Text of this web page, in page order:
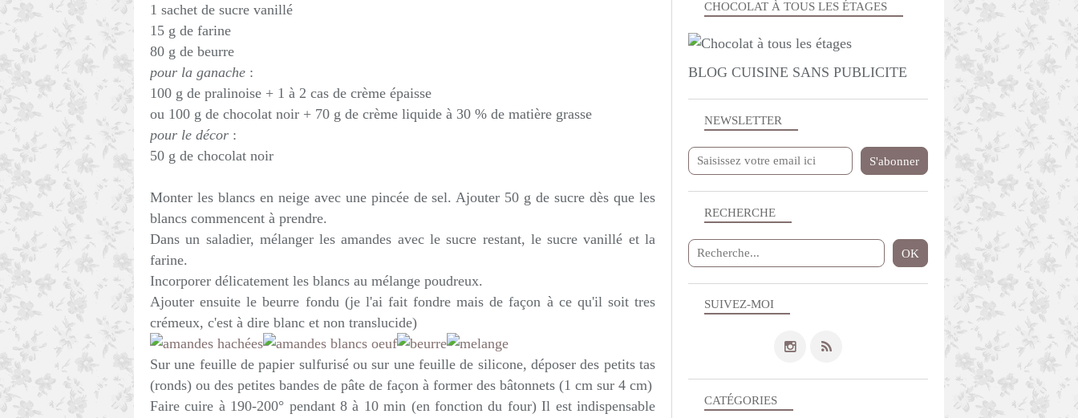
1 sachet de sucre vanillé
15 g de farine
80 g de beurre
pour la ganache :
100 g de pralinoise + 1 à 2 cas de crème épaisse
ou 100 g de chocolat noir + 70 g de crème liquide à 30 % de matière grasse
pour le décor :
50 g de chocolat noir
Monter les blancs en neige avec une pincée de sel. Ajouter 50 g de sucre dès que les
blancs commencent à prendre.
Dans un saladier, mélanger les amandes avec le sucre restant, le sucre vanillé et la
farine.
Incorporer délicatement les blancs au mélange poudreux.
Ajouter ensuite le beurre fondu (je l'ai fait fondre mais de façon à ce qu'il soit tres
crémeux, c'est à dire blanc et non translucide)
Sur une feuille de papier sulfurisé ou sur une feuille de silicone, déposer des petits tas
(ronds) ou des petites bandes de pâte de façon à former des bâtonnets (1 cm sur 4 cm)
Faire cuire à 190-200° pendant 8 à 10 min (en fonction du four) Il est indispensable
NEWSLETTER
SUIVEZ-MOI
RECHERCHE
CHOCOLAT À TOUS LES ÉTAGES
BLOG CUISINE SANS PUBLICITE
CATÉGORIES